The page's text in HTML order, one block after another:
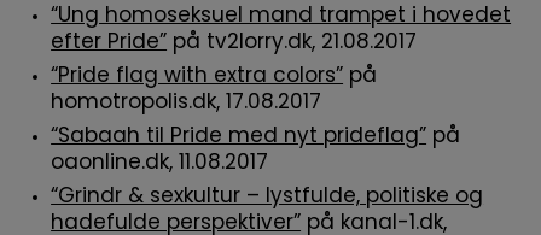
“Ung homoseksuel mand trampet i hovedet
efter Pride” på tv2lorry.dk, 21.08.2017
“Pride flag with extra colors” på
homotropolis.dk, 17.08.2017
“Sabaah til Pride med nyt prideflag” på
oaonline.dk, 11.08.2017
“Grindr & sexkultur – lystfulde, politiske og
hadefulde perspektiver” på kanal-1.dk,